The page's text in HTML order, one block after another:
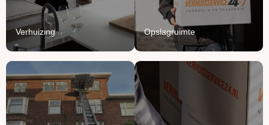
Verhuizing
Lees Meer
Opslagruimte
Lees Meer
Verhuislift
huren
Logistiek